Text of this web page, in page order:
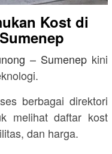
Kost di
– Sumenep kini
berbagai direktori
melihat daftar kost
dan harga.